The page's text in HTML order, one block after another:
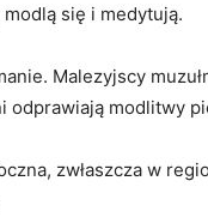
‌się i medytują.
Malezyjscy
odprawiają modlitwy⁤
zwłaszcza ‌w